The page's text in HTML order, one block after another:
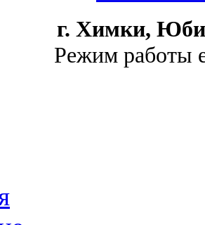
г. Химки,
Режим работы